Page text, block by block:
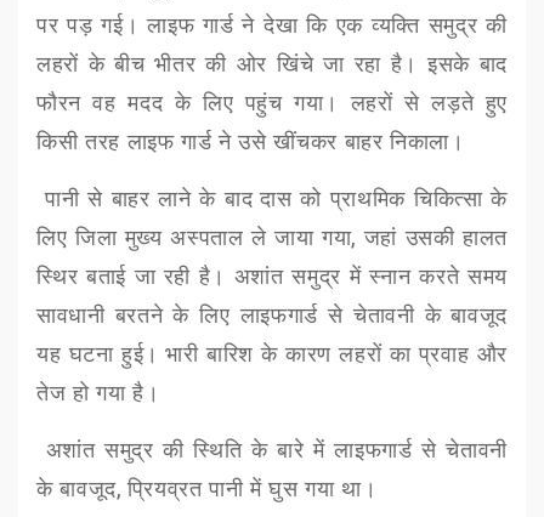
पर पड़ गई। लाइफ गार्ड ने देखा कि एक व्यक्ति समुद्र की
लहरों के बीच भीतर की ओर खिंचे जा रहा है। इसके बाद
फौरन वह मदद के लिए पहुंच गया। लहरों से लड़ते हुए
किसी तरह लाइफ गार्ड ने उसे खींचकर बाहर निकाला।
पानी से बाहर लाने के बाद दास को प्राथमिक चिकित्सा के
लिए जिला मुख्य अस्पताल ले जाया गया,जहां उसकी हालत
स्थिर बताई जा रही है। अशांत समुद्र में स्नान करते समय
सावधानी बरतने के लिए लाइफगार्ड से चेतावनी के बावजूद
यह घटना हुई। भारी बारिश के कारण लहरों का प्रवाह और
तेज हो गया है।
अशांत समुद्र की स्थिति के बारे में लाइफगार्ड से चेतावनी
के बावजूद,प्रियव्रत पानी में घुस गया था।